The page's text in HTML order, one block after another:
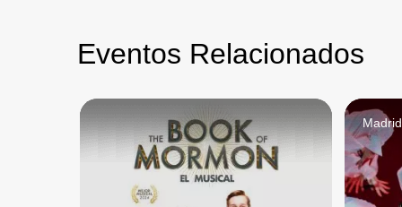
Eventos Relacionados
Madrid